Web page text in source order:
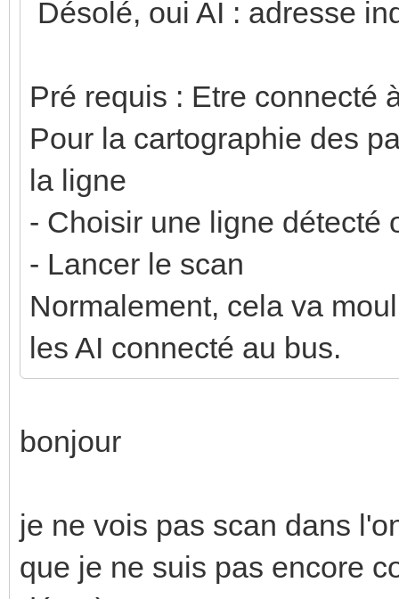
Désolé, oui AI : adresse
Pré requis : Etre connecté
Pour la cartographie des
la ligne
- Choisir une ligne détecté
- Lancer le scan
Normalement, cela va
les AI connecté au bus.
bonjour
je ne vois pas scan dans
que je ne suis pas encore